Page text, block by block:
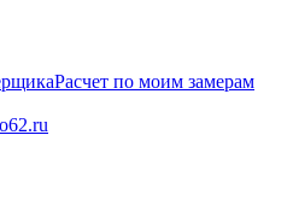
Расчет по моим замерам